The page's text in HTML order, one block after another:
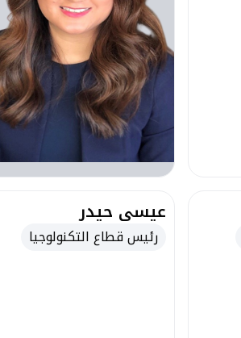
عيسى حيدر
رئيس قطاع التكنولوجيا